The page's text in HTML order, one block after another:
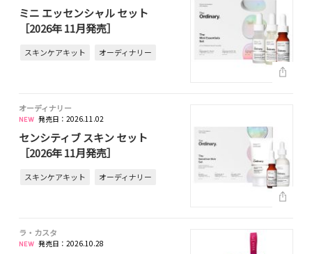
ミニ エッセンシャル セット
［2026年 11月発売］
スキンケアキット オーディナリー
オーディナリー
発売日：2026.11.02
センシティブ スキン セット
［2026年 11月発売］
スキンケアキット オーディナリー
ラ・カスタ
発売日：2026.10.28